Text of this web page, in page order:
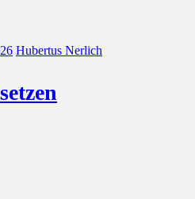
Hubertus Nerlich
setzen